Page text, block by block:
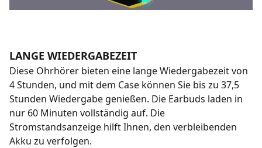
LANGE WIEDERGABEZEIT
Diese Ohrhörer bieten eine lange Wiedergabezeit von
4 Stunden, und mit dem Case können Sie bis zu 37,5
Stunden Wiedergabe genießen. Die Earbuds laden in
nur 60 Minuten vollständig auf. Die
Stromstandsanzeige hilft Ihnen, den verbleibenden
Akku zu verfolgen.